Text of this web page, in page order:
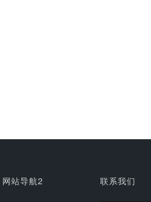
网站导航2 联系我们